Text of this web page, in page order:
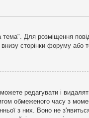
Для розміщення
внизу сторінки форуму
редагувати і
обмеженого часу з
з них. Воно не